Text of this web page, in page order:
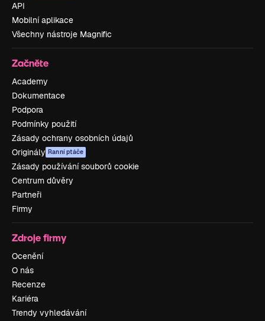
API
Mobilní aplikace
Všechny nástroje Magnific
Začněte
Academy
Dokumentace
Podpora
Podmínky použití
Zásady ochrany osobních údajů
Originály Ranní ptáče
Zásady používání souborů cookie
Centrum důvěry
Partneři
Firmy
Zdroje firmy
Ocenění
O nás
Recenze
Kariéra
Trendy vyhledávání